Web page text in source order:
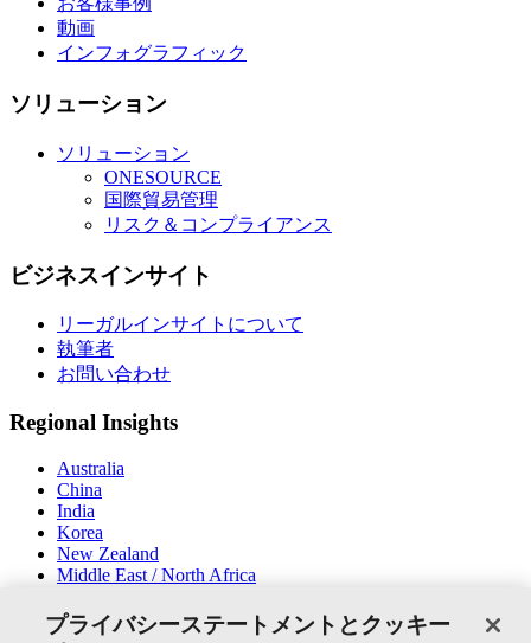
動画
インフォグラフィック
ソリューション
ソリューション
ONESOURCE
国際貿易管理
リスク＆コンプライアンス
ビジネスインサイト
リーガルインサイトについて
執筆者
お問い合わせ
Regional Insights
Australia
China
India
Korea
New Zealand
Middle East / North Africa
プライバシーステートメントとクッキー